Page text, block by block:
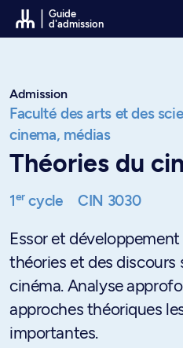
Passer au contenu
Guide
d'admission
Admission
Faculté des arts et des
cinema, médias
Théories du
1ercycle CIN 3030
Essor et développement
théories et des discours
cinéma. Analyse
approches théoriques
importantes.